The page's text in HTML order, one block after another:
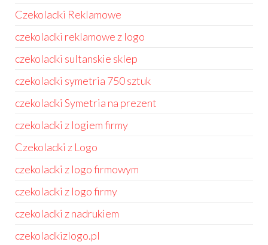
Czekoladki Reklamowe
czekoladki reklamowe z logo
czekoladki sultanskie sklep
czekoladki symetria 750 sztuk
czekoladki Symetria na prezent
czekoladki z logiem firmy
Czekoladki z Logo
czekoladki z logo firmowym
czekoladki z logo firmy
czekoladki z nadrukiem
czekoladkizlogo.pl